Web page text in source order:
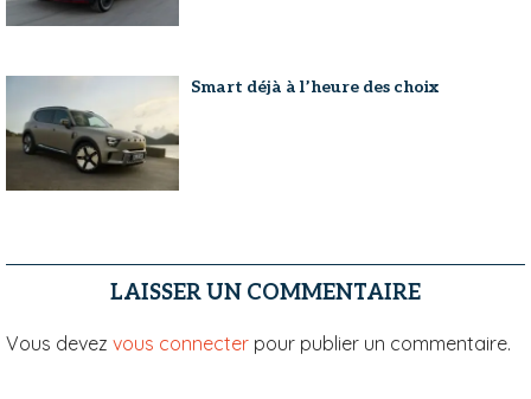
Smart déjà à l’heure des choix
LAISSER UN COMMENTAIRE
Vous devez vous connecter pour publier un commentaire.